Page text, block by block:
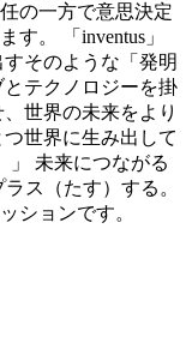
の一方で意思決定
す。
「inventus」
そのような「発明
テクノロジーを掛
世界の未来をより
世界に生み出して
」 未来につながる
ス（たす）する。
ションです。